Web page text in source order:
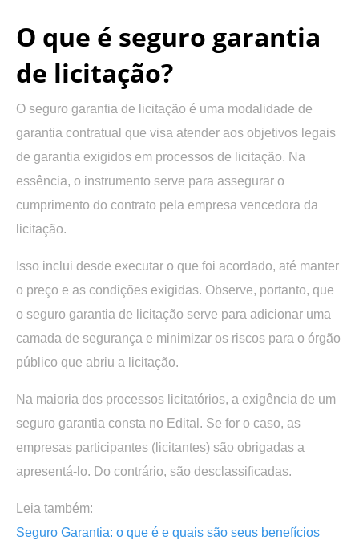
O que é seguro garantia
de licitação?
O seguro garantia de licitação é uma modalidade de
garantia contratual que visa atender aos objetivos legais
de garantia exigidos em processos de licitação. Na
essência, o instrumento serve para assegurar o
cumprimento do contrato pela empresa vencedora da
licitação.
Isso inclui desde executar o que foi acordado, até manter
o preço e as condições exigidas. Observe, portanto, que
o seguro garantia de licitação serve para adicionar uma
camada de segurança e minimizar os riscos para o órgão
público que abriu a licitação.
Na maioria dos processos licitatórios, a exigência de um
seguro garantia consta no Edital. Se for o caso, as
empresas participantes (licitantes) são obrigadas a
apresentá-lo. Do contrário, são desclassificadas.
Leia também:
Seguro Garantia: o que é e quais são seus benefícios